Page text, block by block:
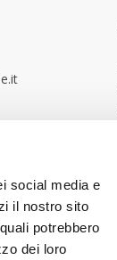
social media e
il nostro sito
potrebbero
dei loro